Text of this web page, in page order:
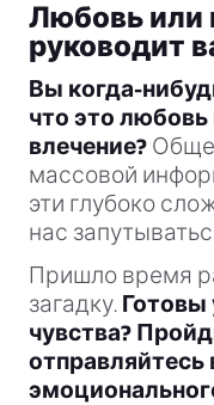
Любовь или
руководит
Вы когда-
что это
влечение?
массовой
эти глубоко
нас
Пришло время
загадку. Готовы
чувства?